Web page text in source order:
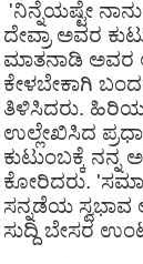
'ನಿನ್ನೆಯಷ್ಟೇ
ದೇವ್ರಾ ಅವರ
ಮಾತನಾಡಿ ಅವರ
ಕೇಳಬೇಕಾಗಿ
ತಿಳಿಸಿದರು. ಹಿರಿಯ
ಉಲ್ಲೇಖಿಸಿದ
ಕುಟುಂಬಕ್ಕೆ ನನ್ನ
ಕೋರಿದರು.
ಸನ್ನಡೆಯ ಸ್ವಭಾವ
ಸುದ್ದಿ ಬೇಸರ